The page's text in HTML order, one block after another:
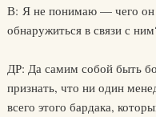
В: Я не понимаю — чего он
обнаружиться в связи с
ДР: Да самим собой быть
признать, что ни один
всего этого бардака,